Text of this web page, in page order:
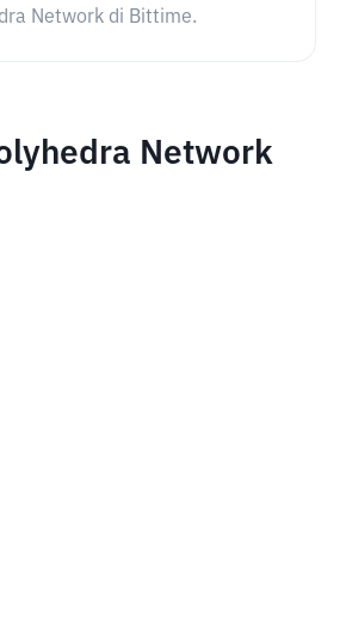
Network di Bittime.
Network